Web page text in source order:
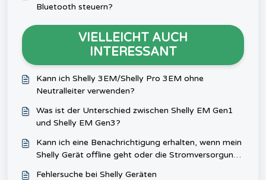
Bluetooth steuern?
VIELLEICHT AUCH
INTERESSANT
Kann ich Shelly 3EM/Shelly Pro 3EM ohne
Neutralleiter verwenden?
Was ist der Unterschied zwischen Shelly EM Gen1
und Shelly EM Gen3?
Kann ich eine Benachrichtigung erhalten, wenn mein
Shelly Gerät offline geht oder die Stromversorgung
Fehlersuche bei Shelly Geräten